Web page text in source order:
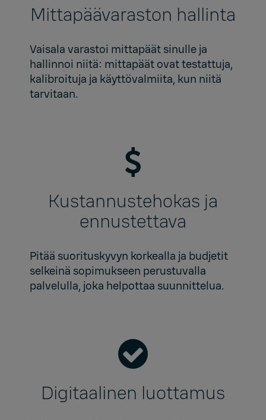
Mittapäävaraston hallinta
Vaisala varastoi mittapäät sinulle ja
hallinnoi niitä: mittapäät ovat testattuja,
kalibroituja ja käyttövalmiita, kun niitä
tarvitaan.
Kustannustehokas ja
ennustettava
Pitää suorituskyvyn korkealla ja budjetit
selkeinä sopimukseen perustuvalla
palvelulla, joka helpottaa suunnittelua.
Digitaalinen luottamus